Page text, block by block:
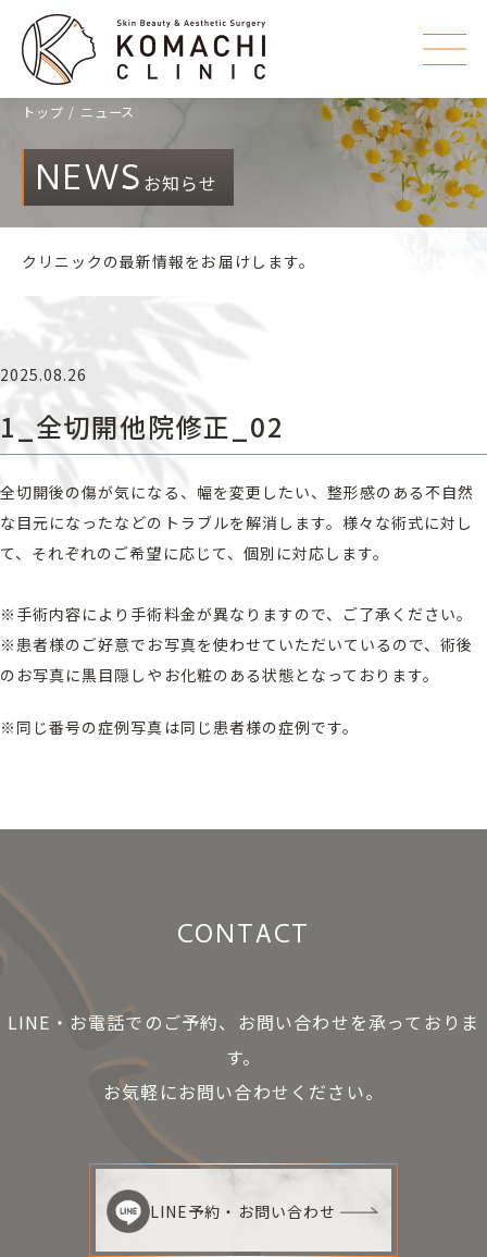
トップ ニュース
NEWS お知らせ
クリニックの最新情報をお届けします。
2025.08.26
1_全切開他院修正_02
全切開後の傷が気になる、幅を変更したい、整形感のある不自然
な目元になったなどのトラブルを解消します。様々な術式に対し
て、それぞれのご希望に応じて、個別に対応します。
※手術内容により手術料金が異なりますので、ご了承ください。
※患者様のご好意でお写真を使わせていただいているので、術後
のお写真に黒目隠しやお化粧のある状態となっております。
※同じ番号の症例写真は同じ患者様の症例です。
CONTACT
LINE・お電話でのご予約、お問い合わせを承っておりま
す。
お気軽にお問い合わせください。
LINE予約・お問い合わせ